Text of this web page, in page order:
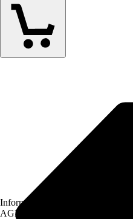
Informationen des Verkäufers,
AGB, finden Sie bei Klick auf